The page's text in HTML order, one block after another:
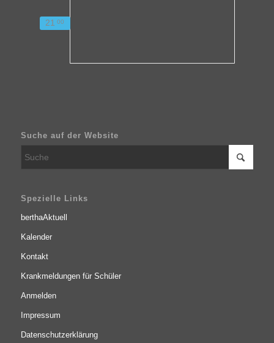
21 00
Suche auf der Website
Spezielle Links
berthaAktuell
Kalender
Kontakt
Krankmeldungen für Schüler
Anmelden
Impressum
Datenschutzerklärung